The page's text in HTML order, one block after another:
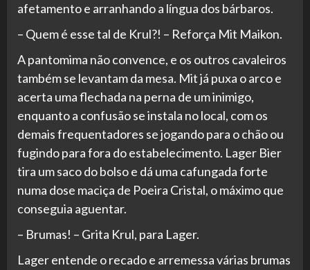
afetamento e arranhando a língua dos bárbaros.
– Quem é esse tal de Krul?! – Reforça Mit Maikon.
A pantomima não convence, e os outros cavaleiros
também se levantam da mesa. Mit já puxa o arco e
acerta uma flechada na perna de um inimigo,
enquanto a confusão se instala no local, com os
demais frequentadores se jogando para o chão ou
fugindo para fora do estabelecimento. Lager Bier
tira um saco do bolso e dá uma cafungada forte
numa dose maciça de Poeira Cristal, o máximo que
conseguia aguentar.
– Brumas! – Grita Krul, para Lager.
Lager entende o recado e arremessa várias brumas